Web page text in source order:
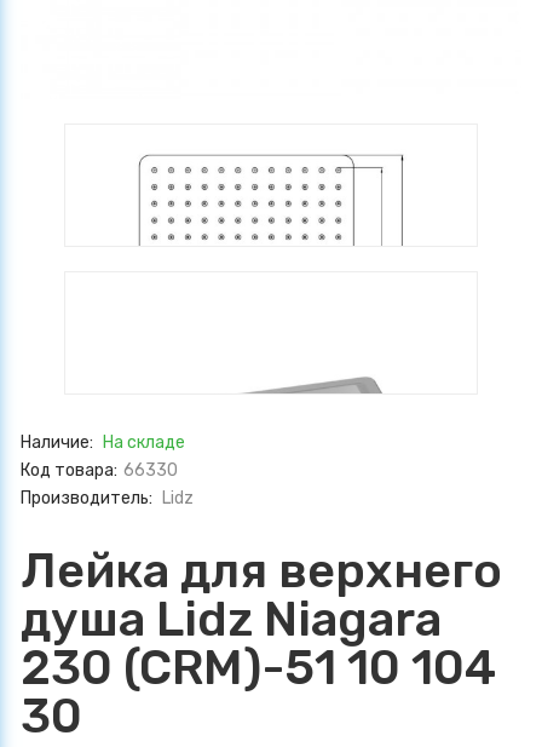
Наличие:
На складе
Код товара: 66330
Производитель:
Lidz
Лейка для верхнего
душа Lidz Niagara
230 (CRM)-51 10 104
30